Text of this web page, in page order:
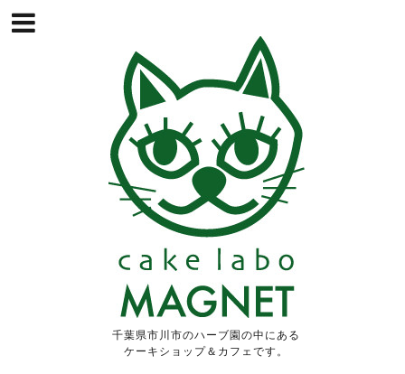
千葉県市川市のハーブ園の中にある
ケーキショップ＆カフェです。